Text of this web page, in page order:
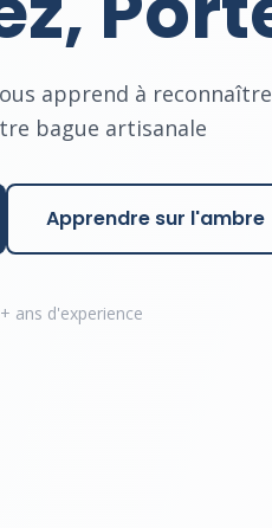
apprend à
bague artisanale
Apprendre sur l'ambre
ans d'experience